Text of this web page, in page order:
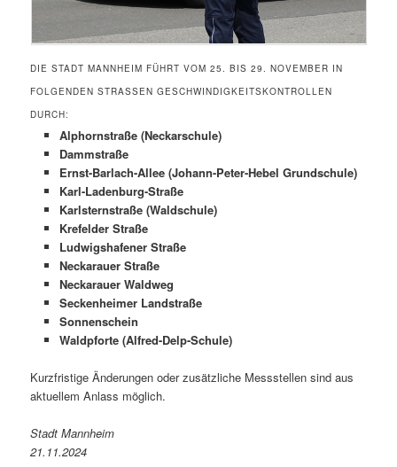
DIE STADT MANNHEIM FÜHRT VOM 25. BIS 29. NOVEMBER IN
FOLGENDEN STRASSEN GESCHWINDIGKEITSKONTROLLEN D
URCH:
Alphornstraße (Neckarschule)
Dammstraße
Ernst-Barlach-Allee (Johann-Peter-Hebel Grundschule)
Karl-Ladenburg-Straße
Karlsternstraße (Waldschule)
Krefelder Straße
Ludwigshafener Straße
Neckarauer Straße
Neckarauer Waldweg
Seckenheimer Landstraße
Sonnenschein
Waldpforte (Alfred-Delp-Schule)
Kurzfristige Änderungen oder zusätzliche Messstellen sind aus
aktuellem Anlass möglich.
Stadt Mannheim
21.11.2024